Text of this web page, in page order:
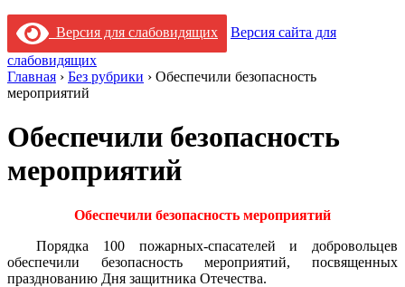
Версия для слабовидящих
Версия сайта для
слабовидящих
Главная › Без рубрики › Обеспечили безопасность
мероприятий
Обеспечили безопасность
мероприятий
Обеспечили безопасность мероприятий
Порядка 100 пожарных-спасателей и добровольцев
обеспечили безопасность мероприятий, посвященных
празднованию Дня защитника Отечества.